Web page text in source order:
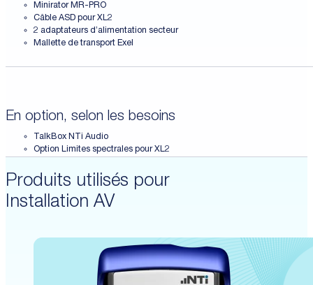
Minirator MR-PRO
Câble ASD pour XL2
2 adaptateurs d’alimentation secteur
Mallette de transport Exel
En option, selon les besoins
TalkBox NTi Audio
Option Limites spectrales pour XL2
Produits utilisés pour
Installation AV